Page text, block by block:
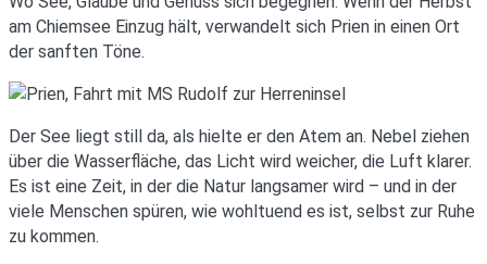
am Chiemsee Einzug hält, verwandelt sich Prien in einen Ort
der sanften Töne.
Der See liegt still da, als hielte er den Atem an. Nebel ziehen
über die Wasserfläche, das Licht wird weicher, die Luft klarer.
Es ist eine Zeit, in der die Natur langsamer wird – und in der
viele Menschen spüren, wie wohltuend es ist, selbst zur Ruhe
zu kommen.